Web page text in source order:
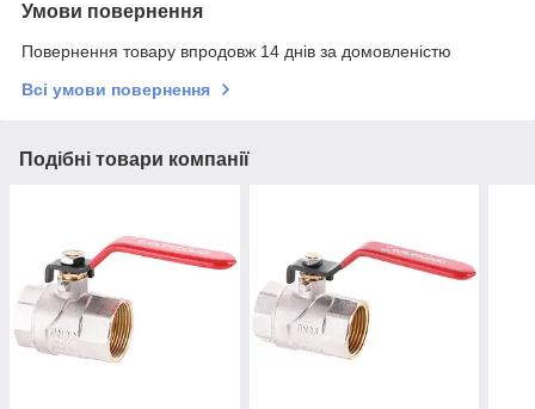
Умови повернення
Повернення товару впродовж 14 днів за домовленістю
Всі умови повернення
Подібні товари компанії